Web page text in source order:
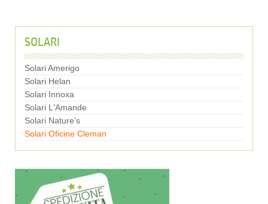
SOLARI
Solari Amerigo
Solari Helan
Solari Innoxa
Solari L'Amande
Solari Nature's
Solari Oficine Cleman